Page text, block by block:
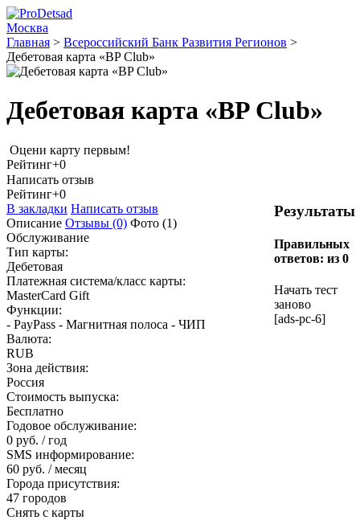
Москва
Главная > Всероссийский Банк Развития Регионов >
Дебетовая карта «BP Club»
Дебетовая карта «BP Club»
Оцени карту первым!
Рейтинг+0
Написать отзыв
Результаты
Правильных
ответов: из 0
Начать тест
заново
[ads-pc-6]
Рейтинг+0
В закладки Написать отзыв
Описание Отзывы (0) Фото (1)
Обслуживание
Тип карты:
Дебетовая
Платежная система/класс карты:
MasterCard Gift
Функции:
- PayPass - Магнитная полоса - ЧИП
Валюта:
RUB
Зона действия:
Россия
Стоимость выпуска:
Бесплатно
Годовое обслуживание:
0 руб. / год
SMS информирование:
60 руб. / месяц
Города присутствия:
47 городов
Снять с карты